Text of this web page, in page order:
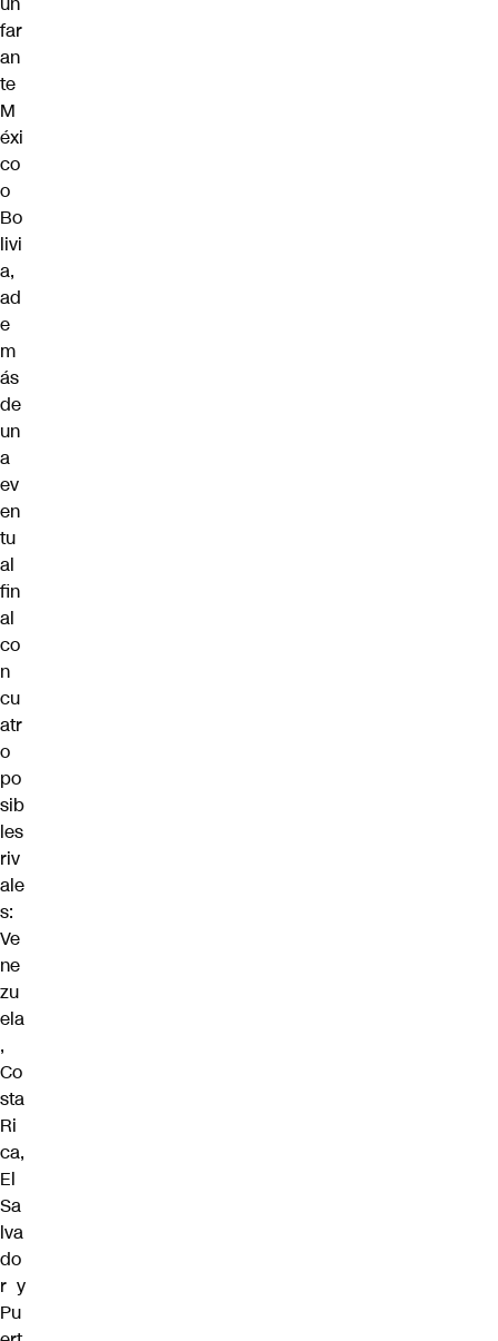
far
an
te
M
éxi
co
o
Bo
livi
a,
ad
e
m
ás
de
un
a
ev
en
tu
al
fin
al
co
n
cu
atr
o
po
sib
les
riv
ale
s:
Ve
ne
zu
ela
,
Co
sta
Ri
ca,
El
Sa
lva
do
r y
Pu